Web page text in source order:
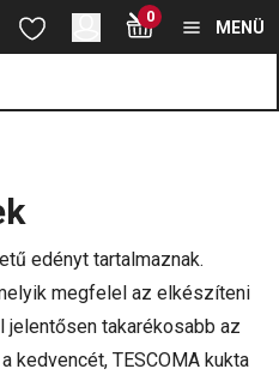
tartalomhoz 0
MENÜ
edényt tartalmaznak.
megfelel az elkészíteni
jelentősen takarékosabb az
kedvencét, TESCOMA kukta